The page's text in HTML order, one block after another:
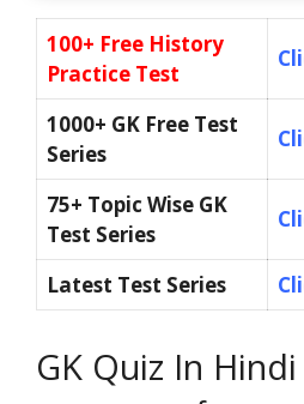
100+ Free History
Practice Test
1000+ GK Free Test
Series
75+ Topic Wise GK
Test Series
Latest Test Series
GK Quiz In Hindi